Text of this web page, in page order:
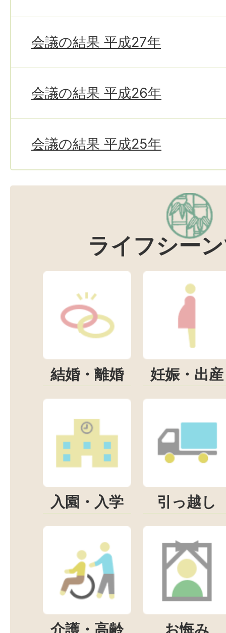
会議の結果 平成27年
会議の結果 平成26年
会議の結果 平成25年
ライフシー
結婚・離婚 妊娠・出産
入園・入学 引っ越し
介護・高齢 お悔み